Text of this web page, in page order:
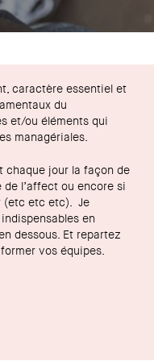
caractère essentiel et
du
et/ou éléments qui
managériales.
chaque jour la façon de
l’affect ou encore si
(etc etc etc). Je
en
dessous. Et repartez
vos équipes.